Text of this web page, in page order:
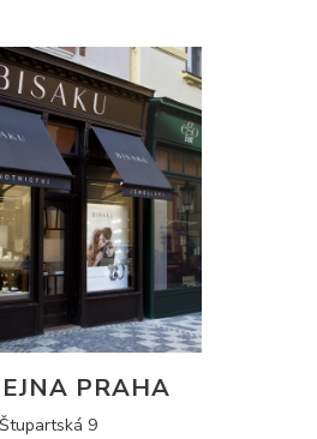
PRAHA
Štupartská 9